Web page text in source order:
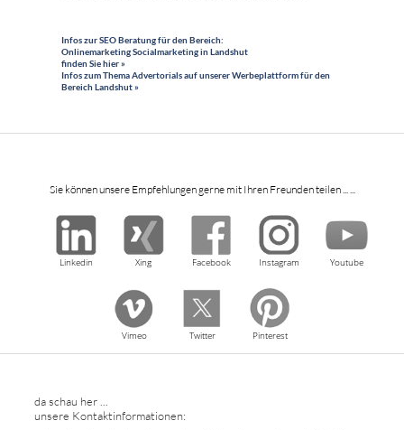
Infos zur SEO Beratung für den Bereich:
Onlinemarketing Socialmarketing in Landshut
finden Sie hier »
Infos zum Thema Advertorials auf unserer Werbeplattform für den
Bereich Landshut »
Sie können unsere Empfehlungen gerne mit Ihren Freunden teilen ... ...
Linkedin Xing Facebook Instagram Youtube
Vimeo Twitter Pinterest
da schau her ...
unsere Kontaktinformationen: